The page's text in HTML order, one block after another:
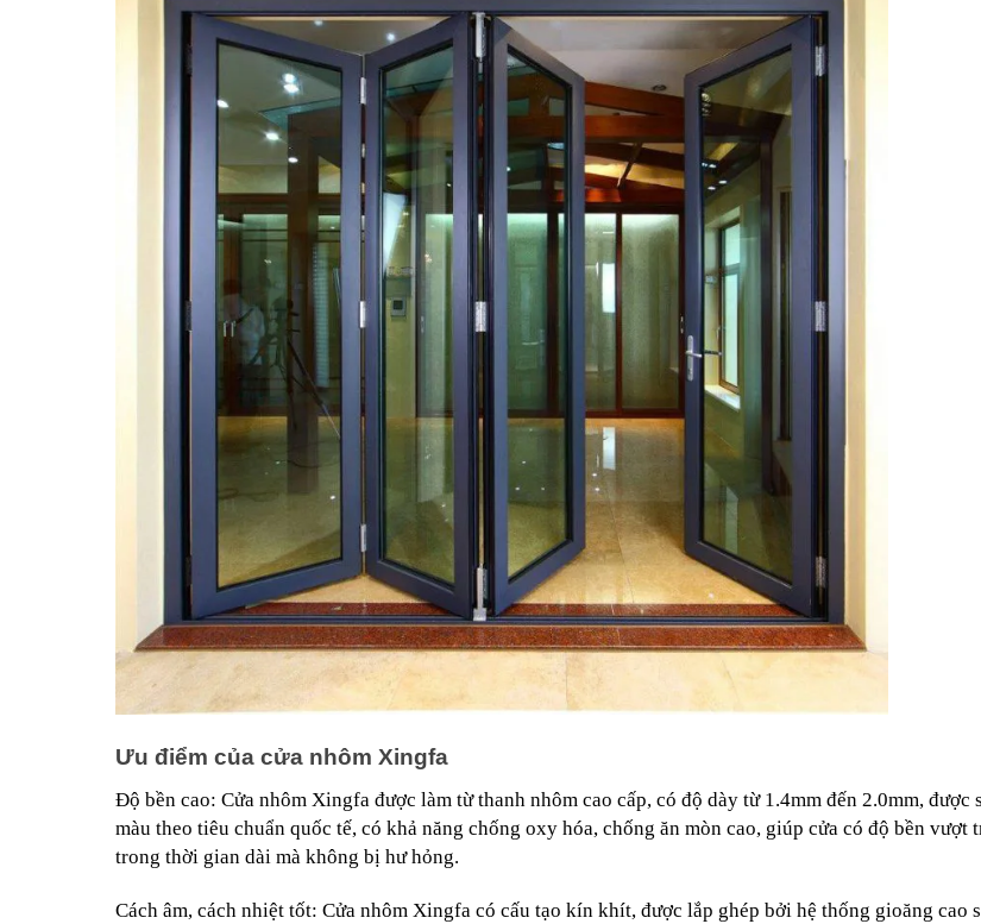
Ưu điểm của cửa nhôm Xingfa
Độ bền cao: Cửa nhôm Xingfa được làm từ thanh nhôm cao cấp, có độ dày từ 1.4mm đến 2.0mm, được
màu theo tiêu chuẩn quốc tế, có khả năng chống oxy hóa, chống ăn mòn cao, giúp cửa có độ bền vượt
trong thời gian dài mà không bị hư hỏng.
Cách âm, cách nhiệt tốt: Cửa nhôm Xingfa có cấu tạo kín khít, được lắp ghép bởi hệ thống gioăng cao